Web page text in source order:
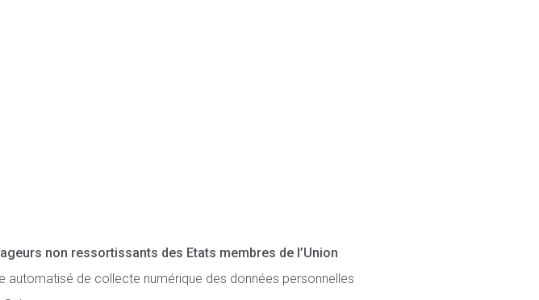
non ressortissants des Etats membres de l’Union
automatisé de collecte numérique des données personnelles